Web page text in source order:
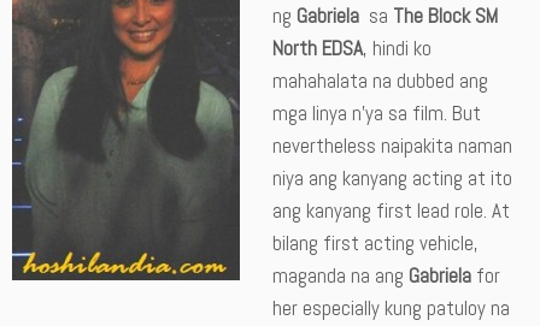
ng Gabriela sa The Block SM
North EDSA, hindi ko
mahahalata na dubbed ang
mga linya n’ya sa film. But
nevertheless naipakita naman
niya ang kanyang acting at ito
ang kanyang first lead role. At
bilang first acting vehicle,
maganda na ang Gabriela for
her especially kung patuloy na